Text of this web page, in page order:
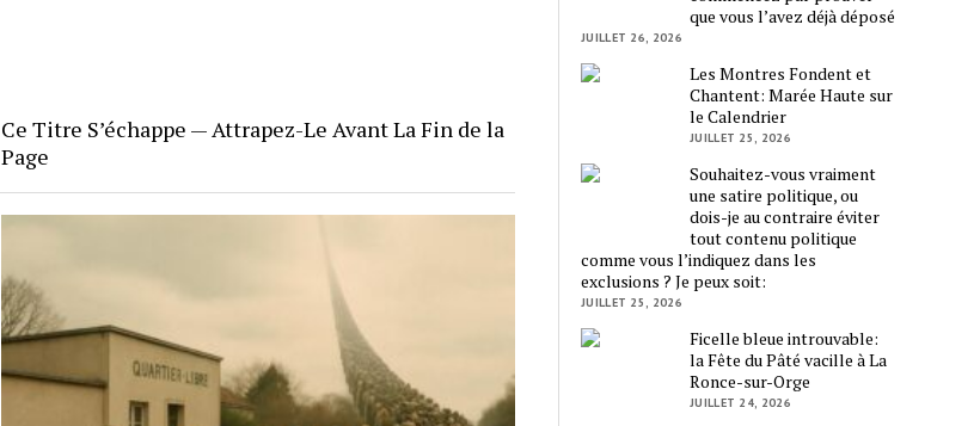
Ce Titre S’échappe — Attrapez-Le Avant La Fin de la
Page
que vous l’avez déjà déposé
JUILLET 26, 2026
Les Montres Fondent et
Chantent: Marée Haute sur
le Calendrier
JUILLET 25, 2026
Souhaitez-vous vraiment
une satire politique, ou
dois-je au contraire éviter
tout contenu politique
comme vous l’indiquez dans les
exclusions ? Je peux soit:
JUILLET 25, 2026
Ficelle bleue introuvable:
la Fête du Pâté vacille à La
Ronce-sur-Orge
JUILLET 24, 2026